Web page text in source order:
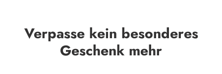
Verpasse kein besonderes
Geschenk mehr